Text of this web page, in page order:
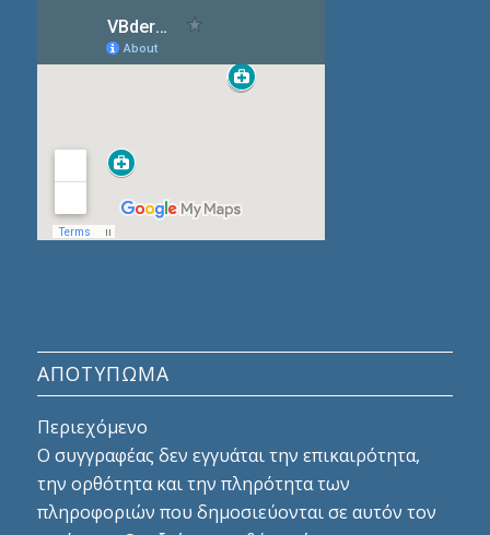
ΑΠΟΤΎΠΩΜΑ
Περιεχόμενο
Ο συγγραφέας δεν εγγυάται την επικαιρότητα,
την ορθότητα και την πληρότητα των
πληροφοριών που δημοσιεύονται σε αυτόν τον